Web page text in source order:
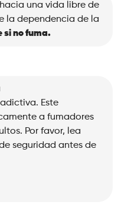
una vida libre de
la dependencia de la
si no fuma.
Este
a fumadores
Por favor, lea
seguridad antes de